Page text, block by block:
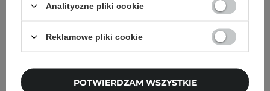
Analityczne pliki cookie
Reklamowe pliki cookie
POTWIERDZAM WSZYSTKIE